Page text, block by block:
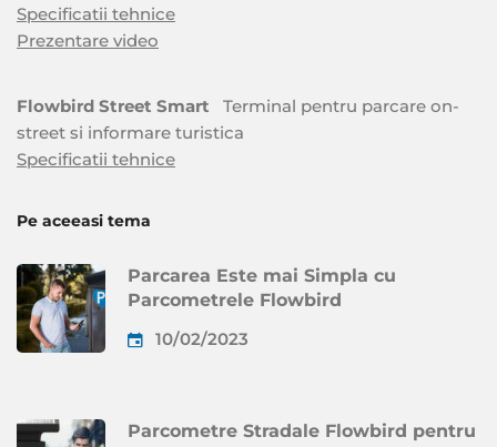
Specificatii tehnice
Prezentare video
Flowbird Street Smart Terminal pentru parcare on-
street si informare turistica
Specificatii tehnice
Pe aceeasi tema
Parcarea Este mai Simpla cu
Parcometrele Flowbird
10/02/2023
Parcometre Stradale Flowbird pentru